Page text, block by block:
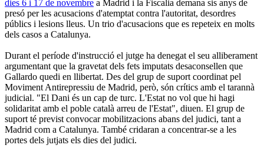
dies 6 i 17 de novembre a Madrid i la Fiscalia demana sis anys de
presó per les acusacions d'atemptat contra l'autoritat, desordres
públics i lesions lleus. Un trio d'acusacions que es repeteix en molts
dels casos a Catalunya.
Durant el període d'instrucció el jutge ha denegat el seu alliberament
argumentant que la gravetat dels fets imputats desaconsellen que
Gallardo quedi en llibertat. Des del grup de suport coordinat pel
Moviment Antirepressiu de Madrid, però, són crítics amb el tarannà
judicial. "El Dani és un cap de turc. L'Estat no vol que hi hagi
solidaritat amb el poble català arreu de l'Estat", diuen. El grup de
suport té previst convocar mobilitzacions abans del judici, tant a
Madrid com a Catalunya. També cridaran a concentrar-se a les
portes dels jutjats els dies del judici.